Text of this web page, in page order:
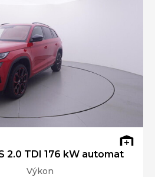
2.0 TDI 176 kW automat
Výkon